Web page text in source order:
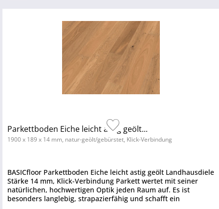
Parkettboden Eiche leicht astig geölt...
1900 x 189 x 14 mm, natur-geölt/gebürstet, Klick-Verbindung
BASICfloor Parkettboden Eiche leicht astig geölt Landhausdiele
Stärke 14 mm, Klick-Verbindung Parkett wertet mit seiner
natürlichen, hochwertigen Optik jeden Raum auf. Es ist
besonders langlebig, strapazierfähig und schafft ein